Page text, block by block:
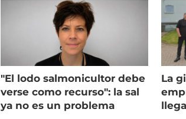
"El lodo salmonicultor debe
verse como recurso": la sal
ya no es un problema
La